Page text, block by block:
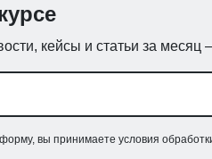
кейсы и статьи за месяц
вы принимаете условия